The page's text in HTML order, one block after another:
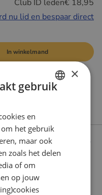
Club ID leden€ 18,95
nu lid en bespaar direct
In winkelmand
onze webshop
GERMAN
×
gebruik
en
het gebruik
maar ook
zoals het delen
of om
op jouw